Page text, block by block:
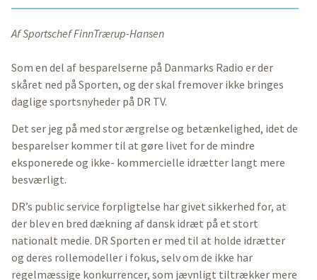
Af Sportschef FinnTrærup-Hansen
Som en del af besparelserne på Danmarks Radio er der
skåret ned på Sporten, og der skal fremover ikke bringes
daglige sportsnyheder på DR TV.
Det ser jeg på med stor ærgrelse og betænkelighed, idet de
besparelser kommer til at gøre livet for de mindre
eksponerede og ikke- kommercielle idrætter langt mere
besværligt.
DR’s public service forpligtelse har givet sikkerhed for, at
der blev en bred dækning af dansk idræt på et stort
nationalt medie. DR Sporten er med til at holde idrætter
og deres rollemodeller i fokus, selv om de ikke har
regelmæssige konkurrencer, som jævnligt tiltrækker mere